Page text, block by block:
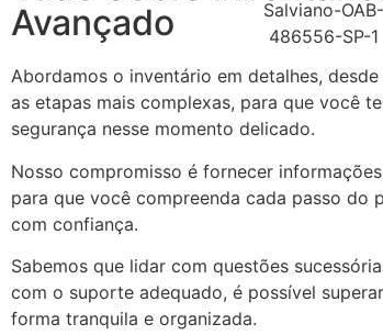
Avançado
Abordamos o inventário em detalhes,
as etapas mais complexas, para que você
segurança nesse momento delicado.
Nosso compromisso é fornecer
para que você compreenda cada passo do
com confiança.
Sabemos que lidar com questões
com o suporte adequado, é possível
forma tranquila e organizada.